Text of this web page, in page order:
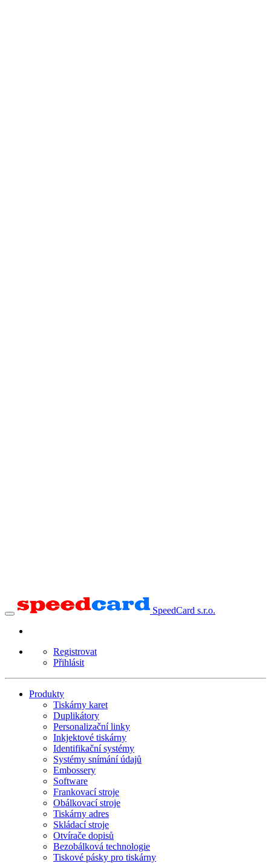
SpeedCard s.r.o.
Registrovat
Přihlásit
Produkty
Tiskárny karet
Duplikátory
Personalizační linky
Inkjektové tiskárny
Identifikační systémy
Systémy snímání údajů
Embossery
Software
Frankovací stroje
Obálkovací stroje
Tiskárny adres
Skládací stroje
Otvírače dopisů
Bezobálková technologie
Tiskové pásky pro tiskárny